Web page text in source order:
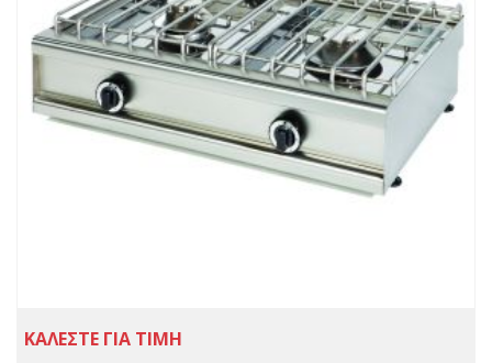
ΚΑΛΕΣΤΕ ΓΙΑ ΤΙΜΗ